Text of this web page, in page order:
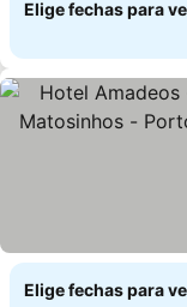
Elige fechas para
Elige fechas para